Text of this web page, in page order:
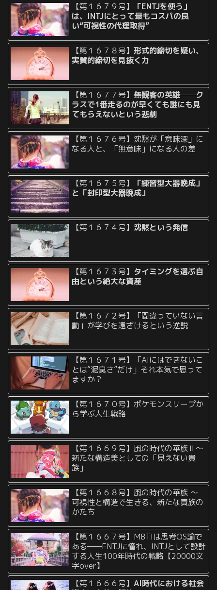
【第１６７９号】
「ENTJを使う」
は、INTJにとって最もコスパの良
い“可視性の代理取得”
【第１６７８号】形式的締切を疑い、
実質的締切を見抜く力
【第１６７７号】 無観客の英雄──ク
ラスで1番走るのが早くても誰にも見
てもらえないという悲劇
【第１６７６号】沈黙が「意味深」に
なる人と、「無意味」になる人の差
【第１６７５号】
「練習型大器晩成」
と「封印型大器晩成」
【第１６７４号】 沈黙という発信
【第１６７３号】 タイミングを選ぶ自
由という絶大な資産
【第１６７２号】「間違っていない言
動」が学びを遠ざけるという逆説
【第１６７１号】「AIにはできないこ
とは“泥臭さ”だけ」それ本気で思って
ますか？
【第１６７０号】ポケモンスリープか
ら学ぶ人生戦略
【第１６６９号】風の時代の華族Ⅱ〜
新たな構造美としての「見えない貴
族」
【第１６６８号】風の時代の華族 〜
可視性と構造で生きる、新たな貴族の
かたち
【第１６６７号】MBTIは思考OS論で
ある——ENTJに憧れ、INTJとして設計
する人生100年時代の戦略【20000文
字over】
【第１６６６号】AI時代における社会